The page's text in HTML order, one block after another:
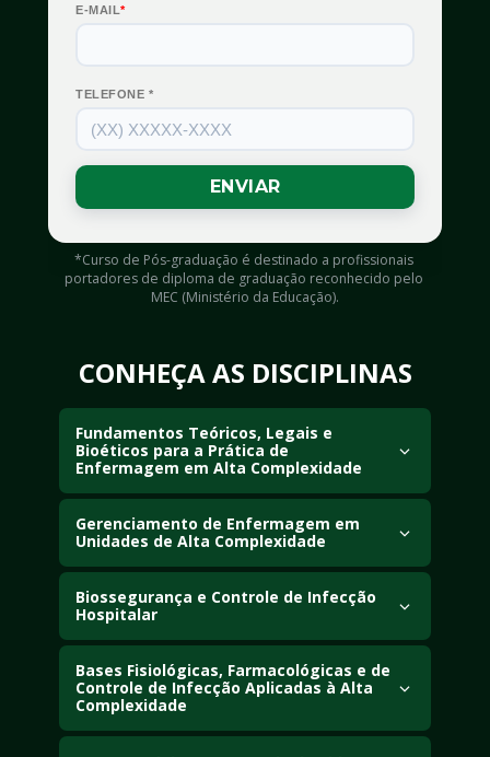
*Curso de Pós-graduação é destinado a profissionais
portadores de diploma de graduação reconhecido pelo
MEC (Ministério da Educação).
CONHEÇA AS DISCIPLINAS
Fundamentos Teóricos, Legais e
Bioéticos para a Prática de
Enfermagem em Alta Complexidade
Aborde os princípios teóricos, éticos e legais que
orientam a assistência de enfermagem ao paciente
crítico. Inclui a regulamentação profissional e a
Gerenciamento de Enfermagem em
Unidades de Alta Complexidade
Desenvolva competências em gestão de recursos
humanos, materiais e processos assistenciais,
utilizando ferramentas e estratégias para liderança e
Biossegurança e Controle de Infecção
Hospitalar
Capacite-se para prevenir e controlar infecções
relacionadas à assistência à saúde, aplicando
conceitos de biossegurança, isolamento, esterilização
e gerenciamento de riscos hospitalares.
Bases Fisiológicas, Farmacológicas e de
Controle de Infecção Aplicadas à Alta
Complexidade
Compreenda os principais mecanismos